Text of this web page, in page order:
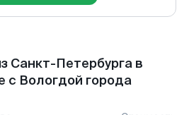
Санкт-Петербурга в
с Вологдой города